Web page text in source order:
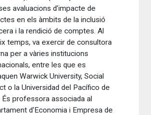
avaluacions d’impacte de
en els àmbits de la inclusió
i la rendició de comptes. Al
temps, va exercir de consultora
per a vàries institucions
entre les que es
Warwick University, Social
o la Universidad del Pacífico de
És professora associada al
d'Economia i Empresa de